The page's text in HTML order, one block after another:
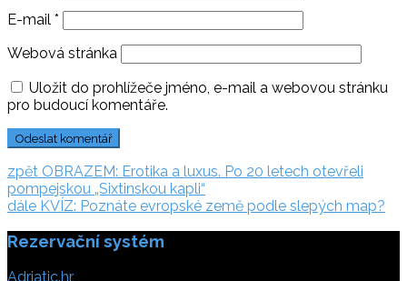
E-mail *
Webová stránka
Uložit do prohlížeče jméno, e-mail a webovou stránku
pro budoucí komentáře.
Navigace
pro
příspěvek
zpět zpět:
OBRAZEM: Erotika a luxus. Po 20 letech otevřeli
pompejskou „Sixtinskou kapli“
dále dále:
KVÍZ: Poznáte evropské země podle slepých map?
Rezervační systém
Adriatic.hr